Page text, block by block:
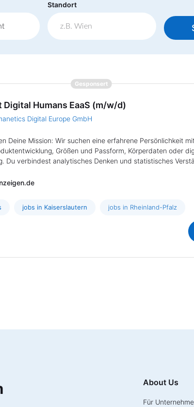
Standort
Gesponsert{prompt.job}
Humans EaaS (m/w/d)
Digital Europe GmbH
Deine Mission: Wir suchen eine erfahrene Persönlichkeit
Größen und Passform, Körperdaten oder
Du verbindest analytisches Denken und statistisches
jobs in Kaiserslautern jobs in Rheinland-Pfalz
About Us
Für